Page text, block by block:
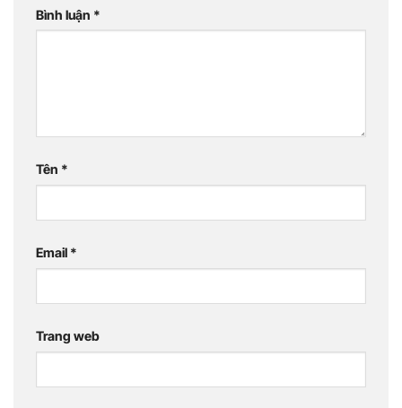
Bình luận *
Tên *
Email *
Trang web